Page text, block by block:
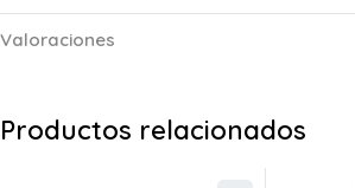
Valoraciones
Productos relacionados